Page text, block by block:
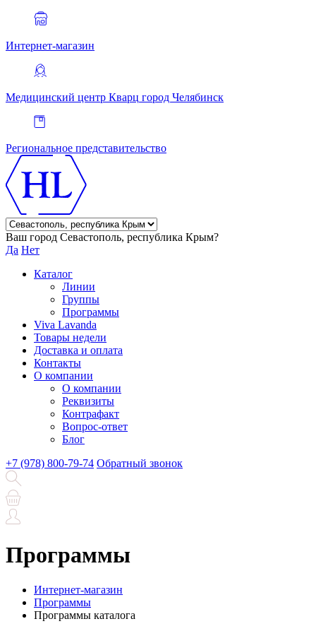
Интернет-магазин
Медицинский центр Кварц город Челябинск
Региональное представительство
Ваш город Севастополь, республика Крым?
Да Нет
Каталог
Линии
Группы
Программы
Viva Lavanda
Товары недели
Доставка и оплата
Контакты
О компании
О компании
Реквизиты
Контрафакт
Вопрос-ответ
Блог
+7 (978) 800-79-74 Обратный звонок
Программы
Интернет-магазин
Программы
Программы каталога